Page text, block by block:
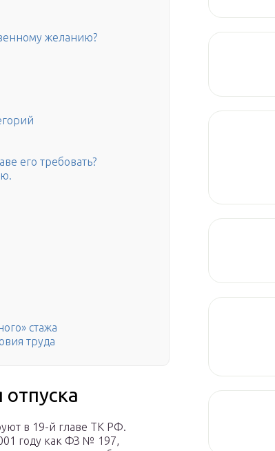
желанию?
его требовать?
стажа
труда
в 19-й главе ТК РФ.
году как ФЗ № 197,